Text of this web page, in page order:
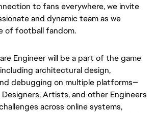
to fans everywhere, we invite
and dynamic team as we
of football fandom.
Engineer will be a part of the game
architectural design,
debugging on multiple platforms—
Artists, and other Engineers
across online systems,